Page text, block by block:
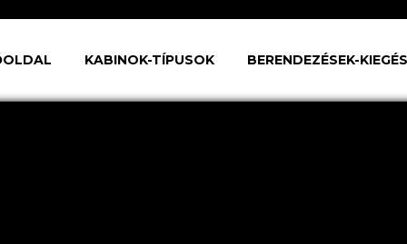
KABINOK-TÍPUSOK BERENDEZÉSEK-